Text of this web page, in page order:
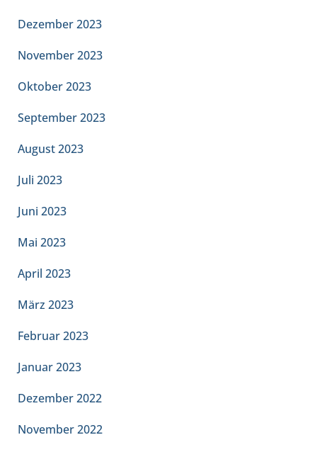
Dezember 2023
November 2023
Oktober 2023
September 2023
August 2023
Juli 2023
Juni 2023
Mai 2023
April 2023
März 2023
Februar 2023
Januar 2023
Dezember 2022
November 2022